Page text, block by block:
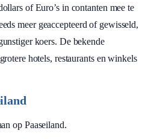
of Euro’s in contanten mee te
meer geaccepteerd of gewisseld,
koers. De bekende
hotels, restaurants en winkels
op Paaseiland.